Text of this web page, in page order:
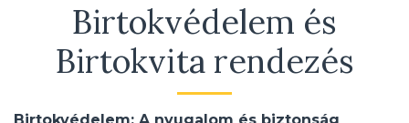
Birtokvédelem és
Birtokvita rendezés